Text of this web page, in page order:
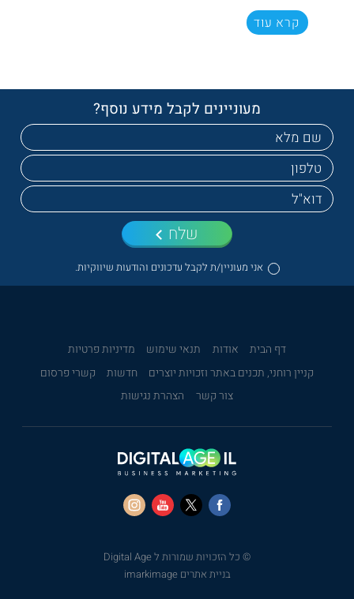
קרא עוד
מעוניינים לקבל מידע נוסף?
אני מעוניין/ת לקבל עדכונים והודעות שיווקיות.
שלח
דף הבית אודות תנאי שימוש
מדיניות פרטיות
קניין רוחני, תכנים באתר וזכויות יוצרים
חדשות
קשרי פרסום
צור קשר
הצהרת נגישות
© כל הזכויות שמורות ל Digital Age
בניית אתרים imarkimage